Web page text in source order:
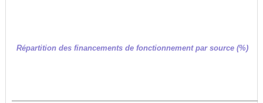
Répartition des financements de fonctionnement par source (%)